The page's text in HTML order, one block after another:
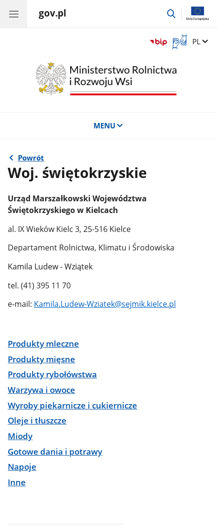
gov.pl
przejdź
Otwórz
okno
tłumaczem
migowego
Zmień
PL
MENU
Powrót
Woj. świętokrzyskie
Urząd Marszałkowski Województwa
Świętokrzyskiego w Kielcach
al. IX Wieków Kielc 3, 25-516 Kielce
Departament Rolnictwa, Klimatu i Środowiska
Kamila Ludew - Wziątek
tel. (41) 395 11 70
e-mail: Kamila.Ludew-Wziatek@sejmik.kielce.pl
Produkty mleczne
Produkty mięsne
Produkty rybołówstwa
Warzywa i owoce
Wyroby piekarnicze i cukiernicze
Oleje i tłuszcze
Miody
Gotowe dania i potrawy
Napoje
Inne